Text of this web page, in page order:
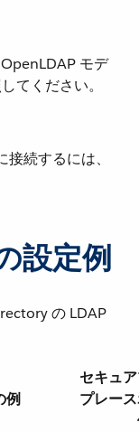
モデ
てください。
続するには、
設定例
の LDAP
例
セキュ
プレー